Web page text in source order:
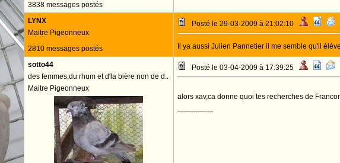
3838 messages postés
LYNX
Maitre Pigeonneux
2810 messages postés
Posté le 29-03-2009 à 21:02:10
Il ya aussi Julien Pannetier il me semble qu'il
sotto44
des femmes,du rhum et d'la bière non de d..
Maitre Pigeonneux
Posté le 03-04-2009 à 17:39:25
alors xav,ca donne quoi tes recherches de
--------------------